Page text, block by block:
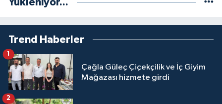
Yükleniyor...
Trend Haberler
Çağla Güleç Çiçekçilik ve İç Giyim
Mağazası hizmete girdi
2